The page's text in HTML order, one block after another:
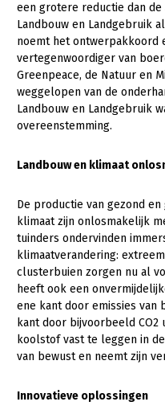
Natuur, klimaat en
Bodem en water
Platteland en omgeving
Mens,
Internationaal
Sectoren
Dier
Biologische Landbouw
Geitenhouderij
Kalverhouderij
Konijnenhouderij
Melkveehouderij
Pluimveehouderij
Plant
Akkerbouw
Biologische Landbouw
Bollenteelt
Bomen, vaste planten
Glastuinbouw
Multifunctionele
Multifunctioneel
Vrouw en Bedrijf
Onderwerpen
Nieuws
Nieuwsabonnement
Webinars
een grotere reductie dan de
Landbouw en Landgebruik
noemt het ontwerpakkoord
vertegenwoordiger van
Greenpeace, de Natuur en
weggelopen van de
Landbouw en Landgebruik
overeenstemming.
Landbouw en klimaat
De productie van gezond
klimaat zijn onlosmakelijk
tuinders ondervinden
klimaatverandering:
clusterbuien zorgen nu al
heeft ook een
ene kant door emissies van
kant door bijvoorbeeld
koolstof vast te leggen in
van bewust en neemt zijn
Innovatieve oplossingen